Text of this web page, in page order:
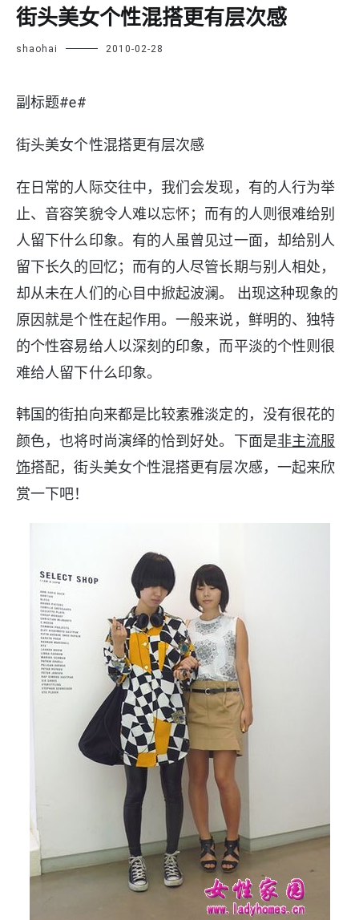
街头美女个性混搭更有层次感
shaohai 2010-02-28
副标题#e#
街头美女个性混搭更有层次感
在日常的人际交往中，我们会发现，有的人行为举
止、音容笑貌令人难以忘怀；而有的人则很难给别
人留下什么印象。有的人虽曾见过一面，却给别人
留下长久的回忆；而有的人尽管长期与别人相处，
却从未在人们的心目中掀起波澜。 出现这种现象的
原因就是个性在起作用。一般来说，鲜明的、独特
的个性容易给人以深刻的印象，而平淡的个性则很
难给人留下什么印象。
韩国的街拍向来都是比较素雅淡定的，没有很花的
颜色，也将时尚演绎的恰到好处。下面是非主流服
饰搭配，街头美女个性混搭更有层次感，一起来欣
赏一下吧！